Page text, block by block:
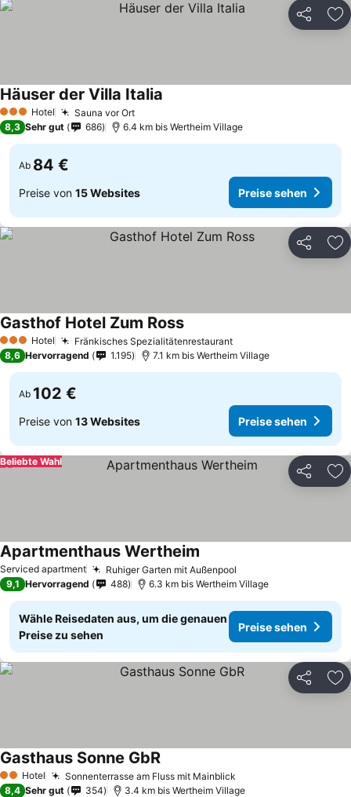
Teilen
3 SterneHotel Sauna vor Ort
Häuser der Villa Italia
8,3 Sehr gut 686 6.4 km bis Wertheim Village
Ab 84 €
Preise von 15 Websites Preise sehen
Teilen
3 SterneHotel Fränkisches Spezialitätenrestaurant
Gasthof Hotel Zum Ross
8,6 Hervorragend 1.195 7.1 km bis Wertheim Village
Ab 102 €
Preise von 13 Websites Preise sehen
Teilen
Beliebte Wahl
Serviced apartment Ruhiger Garten mit Außenpool
Apartmenthaus Wertheim
9,1 Hervorragend 488 6.3 km bis Wertheim Village
Wähle Reisedaten aus, um die genauen
Preise zu sehen
Preise sehen
Teilen
2 Sterne
Hotel Sonnenterrasse am Fluss mit Mainblick
Gasthaus Sonne GbR
8,4 Sehr gut 354 3.4 km bis Wertheim Village